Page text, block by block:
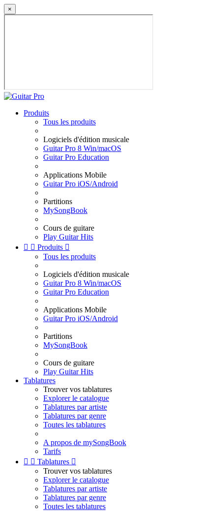
×
Produits
Tous les produits
Logiciels d'édition musicale
Guitar Pro 8 Win/macOS
Guitar Pro Education
Applications Mobile
Guitar Pro iOS/Android
Partitions
MySongBook
Cours de guitare
Play Guitar Hits
  Produits 
Tous les produits
Logiciels d'édition musicale
Guitar Pro 8 Win/macOS
Guitar Pro Education
Applications Mobile
Guitar Pro iOS/Android
Partitions
MySongBook
Cours de guitare
Play Guitar Hits
Tablatures
Trouver vos tablatures
Explorer le catalogue
Tablatures par artiste
Tablatures par genre
Toutes les tablatures
A propos de mySongBook
Tarifs
  Tablatures 
Trouver vos tablatures
Explorer le catalogue
Tablatures par artiste
Tablatures par genre
Toutes les tablatures